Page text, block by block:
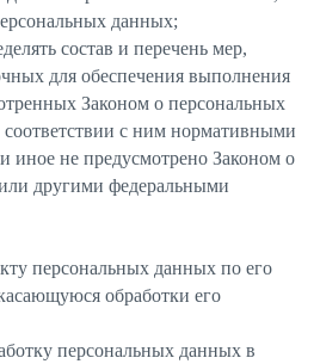
данных;
состав и перечень мер,
для обеспечения выполнения
Законом о персональных
с ним нормативными
иное не предусмотрено Законом о
другими федеральными
персональных данных по его
обработки его
персональных данных в